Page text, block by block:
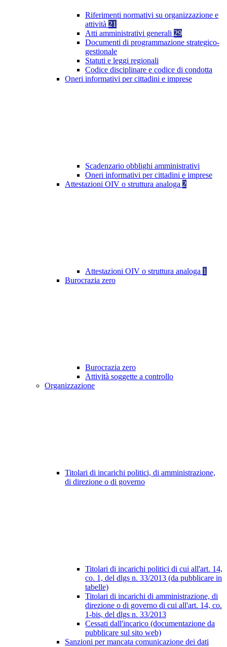
Riferimenti normativi su organizzazione e
attività 21
Atti amministrativi generali 29
Documenti di programmazione strategico-
gestionale
Statuti e leggi regionali
Codice disciplinare e codice di condotta
Oneri informativi per cittadini e imprese
Scadenzario obblighi amministrativi
Oneri informativi per cittadini e imprese
Attestazioni OIV o struttura analoga 2
Attestazioni OIV o struttura analoga 1
Burocrazia zero
Burocrazia zero
Attività soggette a controllo
Organizzazione
Titolari di incarichi politici, di amministrazione,
di direzione o di governo
Titolari di incarichi politici di cui all'art. 14,
co. 1, del dlgs n. 33/2013 (da pubblicare in
tabelle)
Titolari di incarichi di amministrazione, di
direzione o di governo di cui all'art. 14, co.
1-bis, del dlgs n. 33/2013
Cessati dall'incarico (documentazione da
pubblicare sul sito web)
Sanzioni per mancata comunicazione dei dati